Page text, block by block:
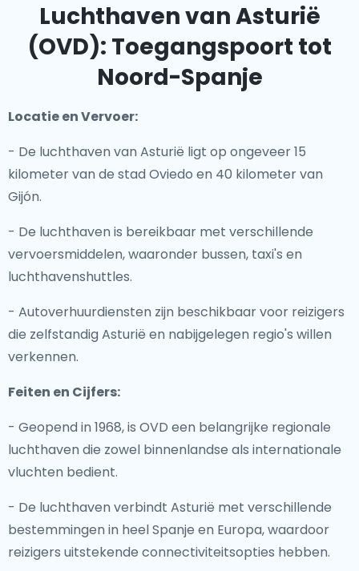
Luchthaven van Asturië
(OVD): Toegangspoort tot
Noord-Spanje
Locatie en Vervoer:
- De luchthaven van Asturië ligt op ongeveer 15
kilometer van de stad Oviedo en 40 kilometer van
Gijón.
- De luchthaven is bereikbaar met verschillende
vervoersmiddelen, waaronder bussen, taxi's en
luchthavenshuttles.
- Autoverhuurdiensten zijn beschikbaar voor reizigers
die zelfstandig Asturië en nabijgelegen regio's willen
verkennen.
Feiten en Cijfers:
- Geopend in 1968, is OVD een belangrijke regionale
luchthaven die zowel binnenlandse als internationale
vluchten bedient.
- De luchthaven verbindt Asturië met verschillende
bestemmingen in heel Spanje en Europa, waardoor
reizigers uitstekende connectiviteitsopties hebben.